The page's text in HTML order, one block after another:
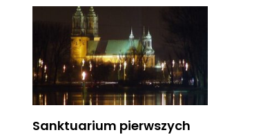
Sanktuarium pierwszych